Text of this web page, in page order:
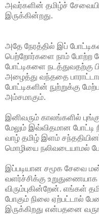
அவர்களின் தமிழ்ச்
இருக்கின்றது.
அதே நேரத்தில் இப்
பெற்றோர்களை நாம் போற்ற
போட்டிகளை நடத்துவதற்கு
அழைத்து வந்ததை
போட்டிகளின் நுற்றுக்கு
அம்சமாகும்.
இனிவரும் காலங்களில்
மேலும் இவ்விதமான போட்டி
வாழ் தமிழ் இளம்
மொழியை நலிவடையாமல்
இப்படியான சமூக சேவை
வளர்ச்சிக்கு
விரும்புகின்றேன். எங்கள்
போகும் நிலை ஏற்பட்டால்
இருக்கிறது என்பதனை